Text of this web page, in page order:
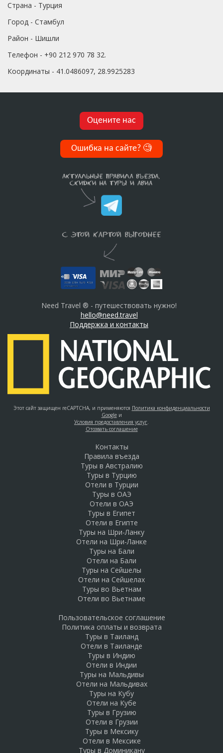
Страна - Турция
Город - Стамбул
Район - Шишли
Телефон - +90 212 970 78 32.
Координаты - 41.0486097, 28.9925283
Оцените нас
Ошибка на сайте? 🧐
Need Travel ® - путешествовать нужно!
hello@need.travel
Поддержка и контакты
Этот сайт защищен reCAPTCHA, и применяются Политика конфиденциальности
Googleи
Условия предоставления услуг.
Отозвать соглашение
Контакты
Правила въезда
Туры в Австралию
Туры в Турцию
Отели в Турции
Туры в ОАЭ
Отели в ОАЭ
Туры в Египет
Отели в Египте
Туры на Шри-Ланку
Отели на Шри-Ланке
Туры на Бали
Отели на Бали
Туры на Сейшелы
Отели на Сейшелах
Туры во Вьетнам
Отели во Вьетнаме
Пользовательское соглашение
Политика оплаты и возврата
Туры в Таиланд
Отели в Таиланде
Туры в Индию
Отели в Индии
Туры на Мальдивы
Отели на Мальдивах
Туры на Кубу
Отели на Кубе
Туры в Грузию
Отели в Грузии
Туры в Мексику
Отели в Мексике
Туры в Доминикану